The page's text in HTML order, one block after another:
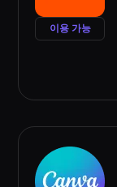
이용 가능